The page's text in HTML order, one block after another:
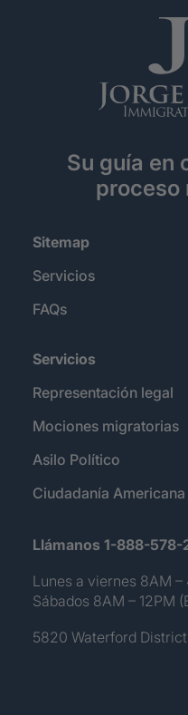
Su guía en
proceso
Sitemap
Servicios
FAQs
Servicios
Representación legal
Mociones migratorias
Asilo Político
Ciudadanía Americana
Llámanos 1-888-578-
Lunes a viernes 8AM –
Sábados 8AM – 12PM
5820 Waterford